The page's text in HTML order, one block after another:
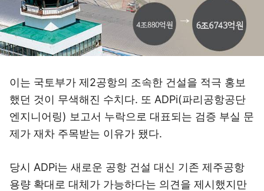
이는 국토부가 제2공항의 조속한 건설을 적극 홍보
했던 것이 무색해진 수치다. 또 ADPi(파리공항공단
엔지니어링) 보고서 누락으로 대표되는 검증 부실 문
제가 재차 주목받는 이유가 됐다.
당시 ADPi는 새로운 공항 건설 대신 기존 제주공항
용량 확대로 대체가 가능하다는 의견을 제시했지만